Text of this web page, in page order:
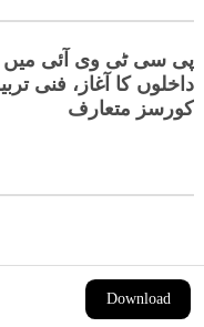
داخلوں کا آغاز، فنی
کورسز متعارف
Download